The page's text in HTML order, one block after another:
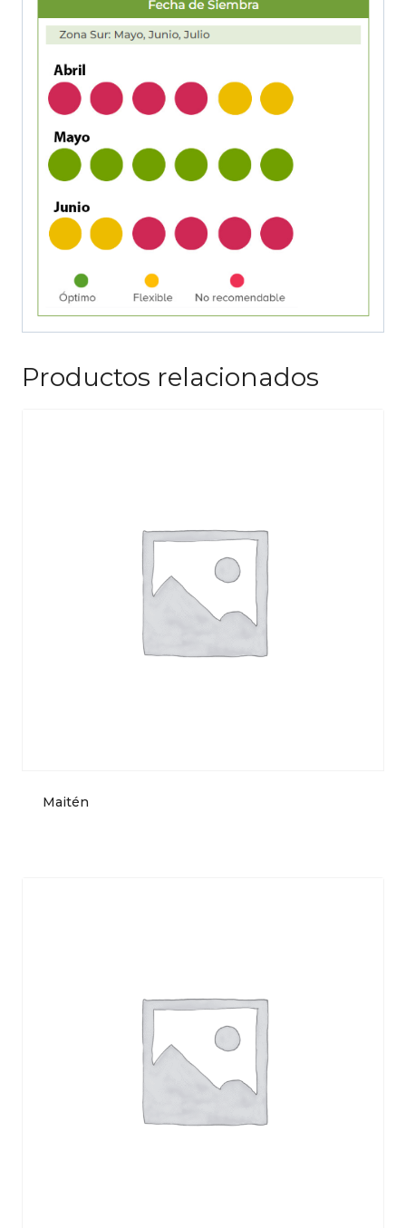
Productos relacionados
Maitén